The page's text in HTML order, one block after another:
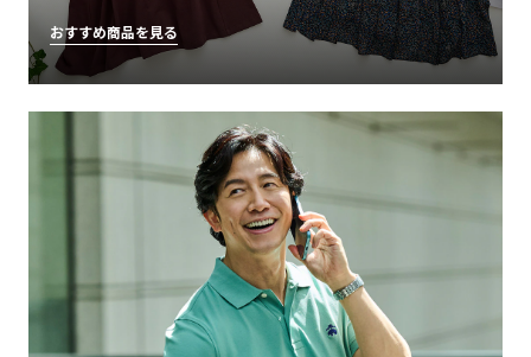
おすすめ商品を見る